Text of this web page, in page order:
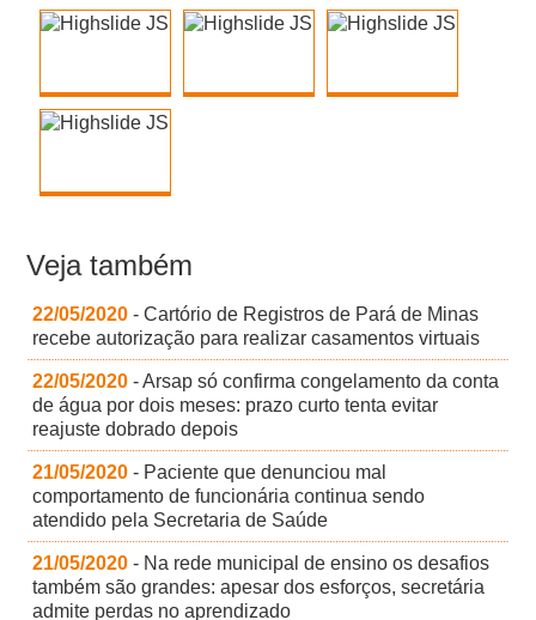
Veja também
22/05/2020 - Cartório de Registros de Pará de Minas
recebe autorização para realizar casamentos virtuais
22/05/2020 - Arsap só confirma congelamento da conta
de água por dois meses: prazo curto tenta evitar
reajuste dobrado depois
21/05/2020 - Paciente que denunciou mal
comportamento de funcionária continua sendo
atendido pela Secretaria de Saúde
21/05/2020 - Na rede municipal de ensino os desafios
também são grandes: apesar dos esforços, secretária
admite perdas no aprendizado